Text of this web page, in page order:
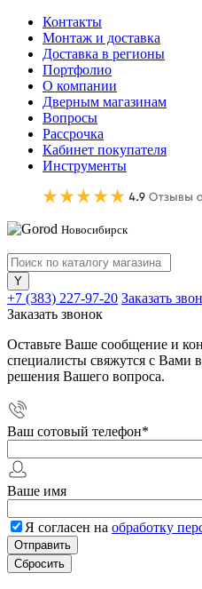
Контакты
Монтаж и доставка
Доставка в регионы
Портфолио
О компании
Дверным магазинам
Вопросы
Рассрочка
Кабинет покупателя
Инструменты
Новосибирск
+7 (383) 227-97-20 Заказать
Заказать звонок
Оставьте Ваше сообщение и
специалисты свяжутся с Вами
решения Вашего вопроса.
Ваш сотовый телефон*
Ваше имя
Я согласен на обработку